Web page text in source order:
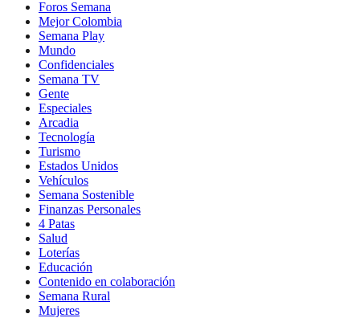
Foros Semana
Mejor Colombia
Semana Play
Mundo
Confidenciales
Semana TV
Gente
Especiales
Arcadia
Tecnología
Turismo
Estados Unidos
Vehículos
Semana Sostenible
Finanzas Personales
4 Patas
Salud
Loterías
Educación
Contenido en colaboración
Semana Rural
Mujeres